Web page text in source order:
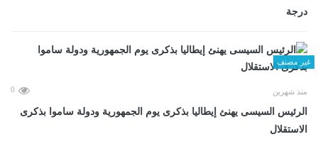
درجة
غير مصنف
منذ شهرين 0
الرئيس السيسى يهنئ إيطاليا بذكرى يوم الجمهورية ودولة ساموا بذكرى
الاستقلال